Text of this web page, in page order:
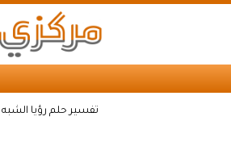
تفسير حلم رؤيا الشبه